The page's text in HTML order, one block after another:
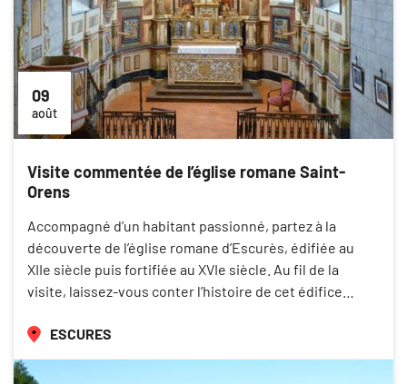
09
août
Visite commentée de l’église romane Saint-
Orens
Accompagné d’un habitant passionné, partez à la
découverte de l’église romane d’Escurès, édifiée au
XIIe siècle puis fortifiée au XVIe siècle. Au fil de la
visite, laissez-vous conter l’histoire de cet édifice…
ESCURES